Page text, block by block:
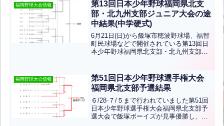
口防府ボーイズが...全文はクリック
福岡野球大会情報
第13回日本少年野球福岡県北支
部・北九州支部ジュニア大会の途
中結果(中学硬式)
6月21日(日)から飯塚市穂波野球場、福智
町民球場などで開催されている第13回日
本少年野球福岡県北支部・北九州支部ジ
央、小倉、山口防府、戸畑、宇部、福岡
門司、上津役、八幡...全文はクリック
福岡野球大会情報
第51回日本少年野球選手権大会
福岡県北支部予選結果
６/28-７/５まで行われていました第51回
日本少年野球選手権大会福岡県北支部予
選大会で飯塚ボーイズが見事優勝し、８/